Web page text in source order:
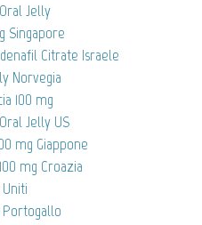
Jelly
Singapore
Citrate Israele
Norvegia
100 mg
Jelly US
mg Giappone
mg Croazia
Portogallo